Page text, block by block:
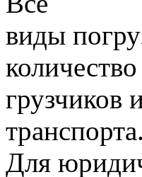
виды
количество
грузчиков
транспорта.
Для